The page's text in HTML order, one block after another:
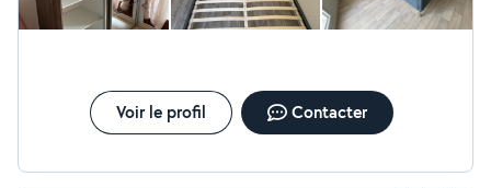
Voir le profil Contacter